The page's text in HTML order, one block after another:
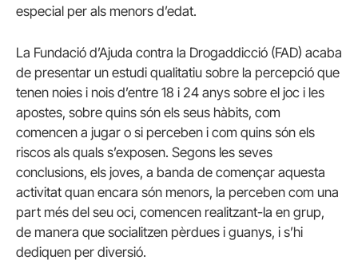
especial per als menors d’edat.
La Fundació d’Ajuda contra la Drogaddicció (FAD) acaba
de presentar un estudi qualitatiu sobre la percepció que
tenen noies i nois d’entre 18 i 24 anys sobre el joc i les
apostes, sobre quins són els seus hàbits, com
comencen a jugar o si perceben i com quins són els
riscos als quals s’exposen. Segons les seves
conclusions, els joves, a banda de començar aquesta
activitat quan encara són menors, la perceben com una
part més del seu oci, comencen realitzant-la en grup,
de manera que socialitzen pèrdues i guanys, i s’hi
dediquen per diversió.